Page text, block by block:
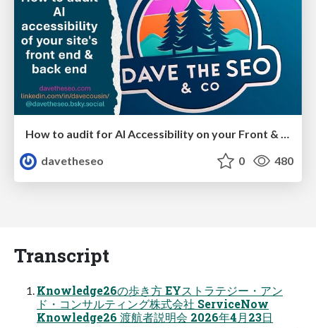
davetheseo
0 480
Transcript
Knowledge26の歩き方 EYストラテジー・アン
ド・コンサルティング株式会社 ServiceNow
Knowledge26 渡航者説明会 2026年4月23日